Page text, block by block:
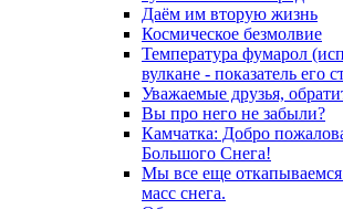
Даём им вторую жизнь
Космическое безмолвие
Температура фумарол
вулкане - показатель его
Уважаемые друзья,
Вы про него не забыли?
Камчатка: Добро
Большого Снега!
Мы все еще
масс снега.